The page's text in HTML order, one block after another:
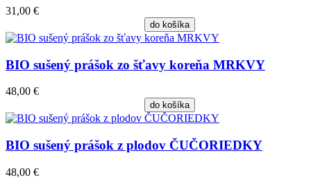
31,00 €
do košíka
BIO sušený prášok zo šťavy koreňa MRKVY
48,00 €
do košíka
BIO sušený prášok z plodov ČUČORIEDKY
48,00 €